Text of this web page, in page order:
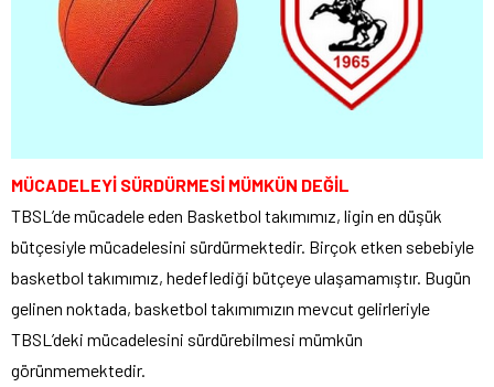
MÜCADELEYİ SÜRDÜRMESİ MÜMKÜN DEĞİL
TBSL’de mücadele eden Basketbol takımımız, ligin en düşük
bütçesiyle mücadelesini sürdürmektedir. Birçok etken sebebiyle
basketbol takımımız, hedeflediği bütçeye ulaşamamıştır. Bugün
gelinen noktada, basketbol takımımızın mevcut gelirleriyle
TBSL’deki mücadelesini sürdürebilmesi mümkün
görünmemektedir.